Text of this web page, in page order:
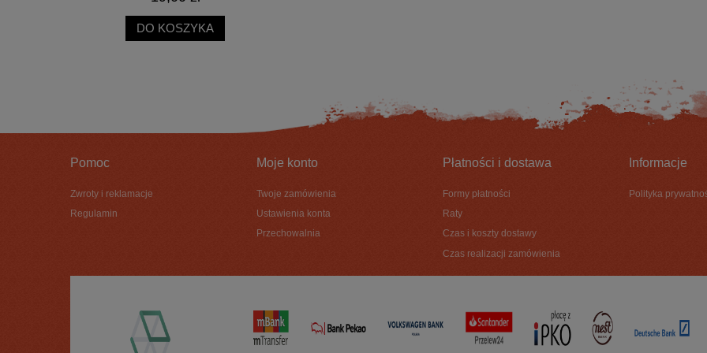
DO KOSZYKA
Pomoc
Zwroty i reklamacje
Regulamin
Moje konto
Twoje zamówienia
Ustawienia konta
Przechowalnia
Płatności i dostawa
Formy płatności
Raty
Czas i koszty dostawy
Czas realizacji zamówienia
Informacje
Polityka